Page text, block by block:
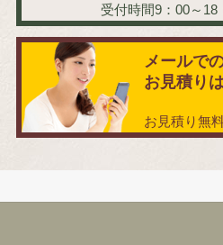
受付時間9：00～18
メールで
お見積り
お見積り無